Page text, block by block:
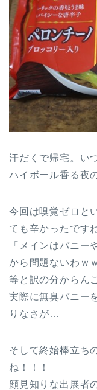
汗だくで帰宅。い
ハイボール香る夜
今回は嗅覚ゼロと
ても辛かったです
「メインはバニ
から問題ないわｗ
等と訳の分からん
実際に無臭バニー
りなさが…
そして終始棒立ち
ね！！！
顔見知りな出展者